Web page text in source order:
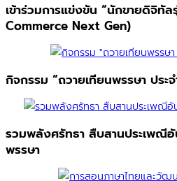
เข้าร่วมการแข่งขัน “นักขายดิจิทั
Commerce Next Gen)
กิจกรรม “ถวายเทียนพรรษา ประ
รวมพลังศรัทธา สืบสานประเพณีอั
พรรษา